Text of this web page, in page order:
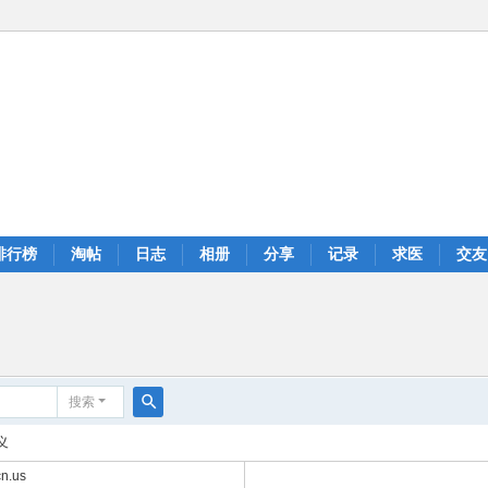
行榜 淘帖 日志 相册 分享 记录 求医 交友
搜索
索